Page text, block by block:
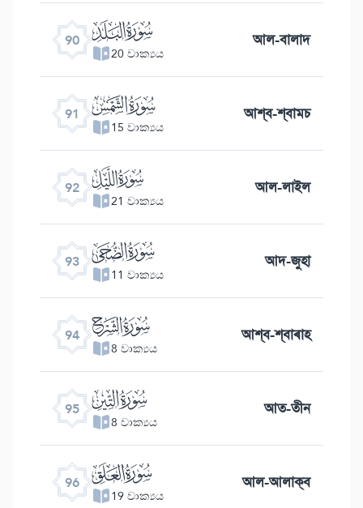
90 ﰇ
20 වාක්‍යය আল-বালাদ
91 ﰈ
15 වාක්‍යය আশ্ব-শ্বামচ
92 ﰉ
21 වාක්‍යය আল-লাইল
93 ﰊ
11 වාක්‍යය আদ-জুহা
94 ﰋ
8 වාක්‍යය আশ্ব-শ্বাৰাহ
95 ﰌ
8 වාක්‍යය আত-তীন
96 ﰍ
19 වාක්‍යය আল-আলাক্ব